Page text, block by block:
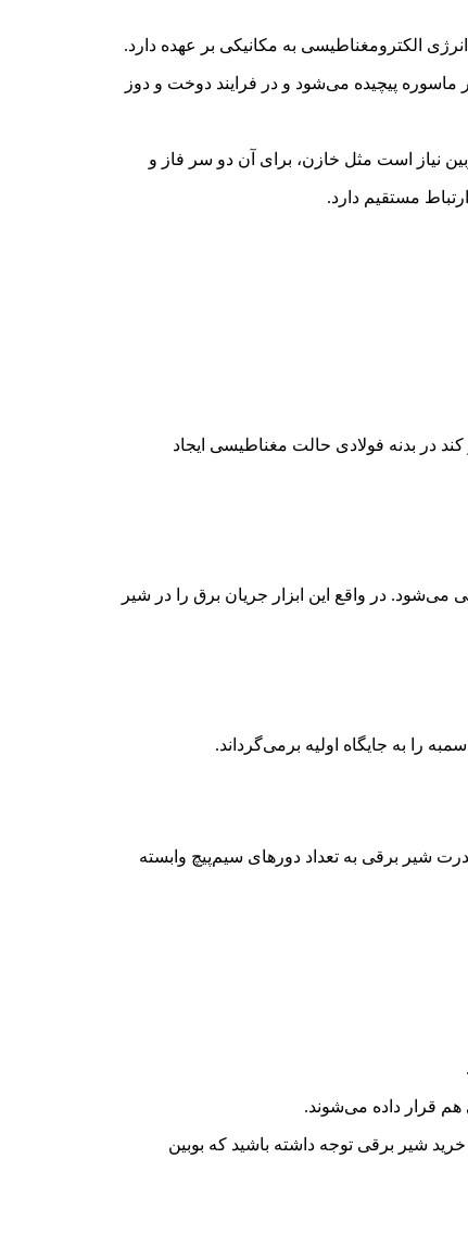
الکترومغناطیسی به مکانیکی بر عهده دارد.
ماسوره پیچیده می‌شود و در فرایند دوخت و دوز
نیاز است مثل خازن، برای آن دو سر فاز و
مستقیم دارد.
در بدنه فولادی حالت مغناطیسی ایجاد
می‌شود. در واقع این ابزار جریان برق را در شیر
را به جایگاه اولیه برمی‌گرداند.
شیر برقی به تعداد دورهای سیم‌پیچ وابسته
هم قرار داده می‌شوند.
شیر برقی توجه داشته باشید که بوبین